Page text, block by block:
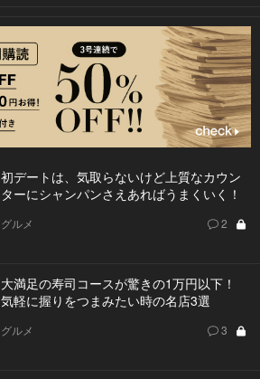
初デートは、気取らないけど上質なカウン
ターにシャンパンさえあればうまくいく！
グルメ 2
大満足の寿司コースが驚きの1万円以下！
気軽に握りをつまみたい時の名店3選
グルメ 3